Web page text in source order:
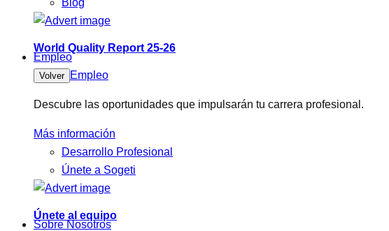
Blog
World Quality Report 25-26
Empleo
Volver Empleo
Descubre las oportunidades que impulsarán tu carrera profesional.
Más información
Desarrollo Profesional
Únete a Sogeti
Únete al equipo
Sobre Nosotros